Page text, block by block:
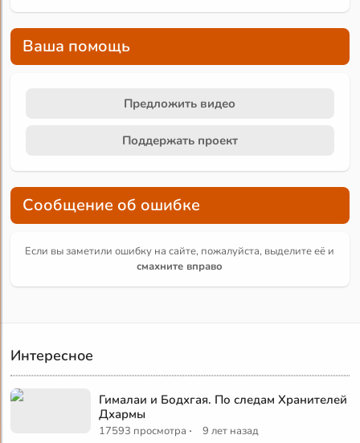
Ваша помощь
Предложить видео
Поддержать проект
Сообщение об ошибке
Если вы заметили ошибку на сайте, пожалуйста, выделите её и
смахните вправо
Интересное
Гималаи и Бодхгая. По следам Хранителей
Дхармы
17593 просмотра · 9 лет назад